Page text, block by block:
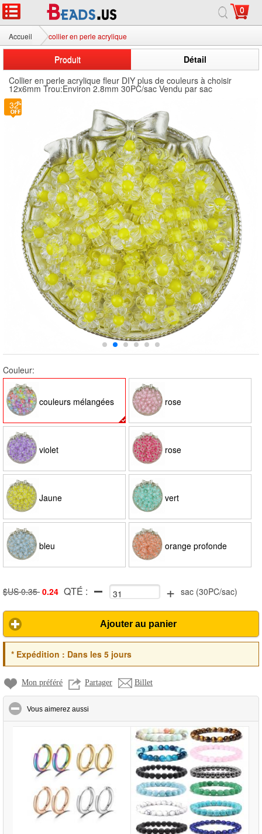
0
Accueil collier en perle acrylique
Produit
Détail
Collier en perle acrylique fleur DIY plus de couleurs à choisir
12x6mm Trou:Environ 2.8mm 30PC/sac Vendu par sac
Couleur:
couleurs mélangées rose
violet rose
Jaune vert
bleu orange profonde
$US 0.35 0.24 QTÉ : + sac(30PC/sac)
Ajouter au panier
*Expédition : Dans les 5 jours
Mon préféré Partager Billet
Vous aimerez aussi